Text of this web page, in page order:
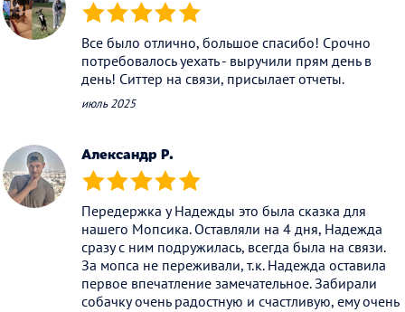
(*) (*) (*) (*) (*)
Все было отлично, большое спасибо! Срочно
потребовалось уехать - выручили прям день в
день! Ситтер на связи, присылает отчеты.
июль 2025
Александр Р.
(*) (*) (*) (*) (*)
Передержка у Надежды это была сказка для
нашего Мопсика. Оставляли на 4 дня, Надежда
сразу с ним подружилась, всегда была на связи.
За мопса не переживали, т.к. Надежда оставила
первое впечатление замечательное. Забирали
собачку очень радостную и счастливую, ему очень